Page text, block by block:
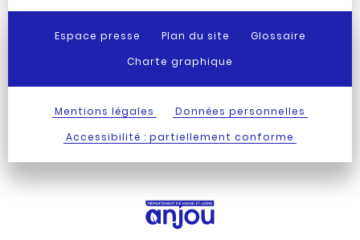
Espace presse Plan du site
Glossaire
Charte graphique
Mentions légales
Données personnelles
Accessibilité : partiellement conforme